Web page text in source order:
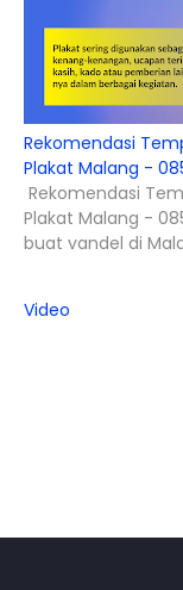
Rekomendasi
Plakat Malang -
Rekomendasi
Plakat Malang -
buat vandel di
Video